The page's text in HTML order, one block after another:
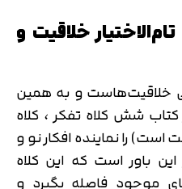
خلاقیت و
خلاقیت‌هاست و به همین
کتاب شش کلاه تفکر ، کلاه
است) را نماینده افکار نو و
باور است که این کلاه
موجود فاصله بگیرد و